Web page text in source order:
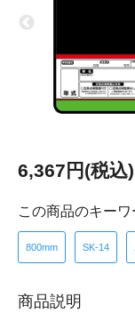
6,367円(税込)
この商品のキーワ
800mm SK-14
商品説明